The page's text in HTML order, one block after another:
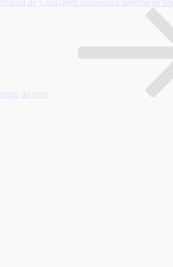
de Contagem moderniza sistema de
da terra